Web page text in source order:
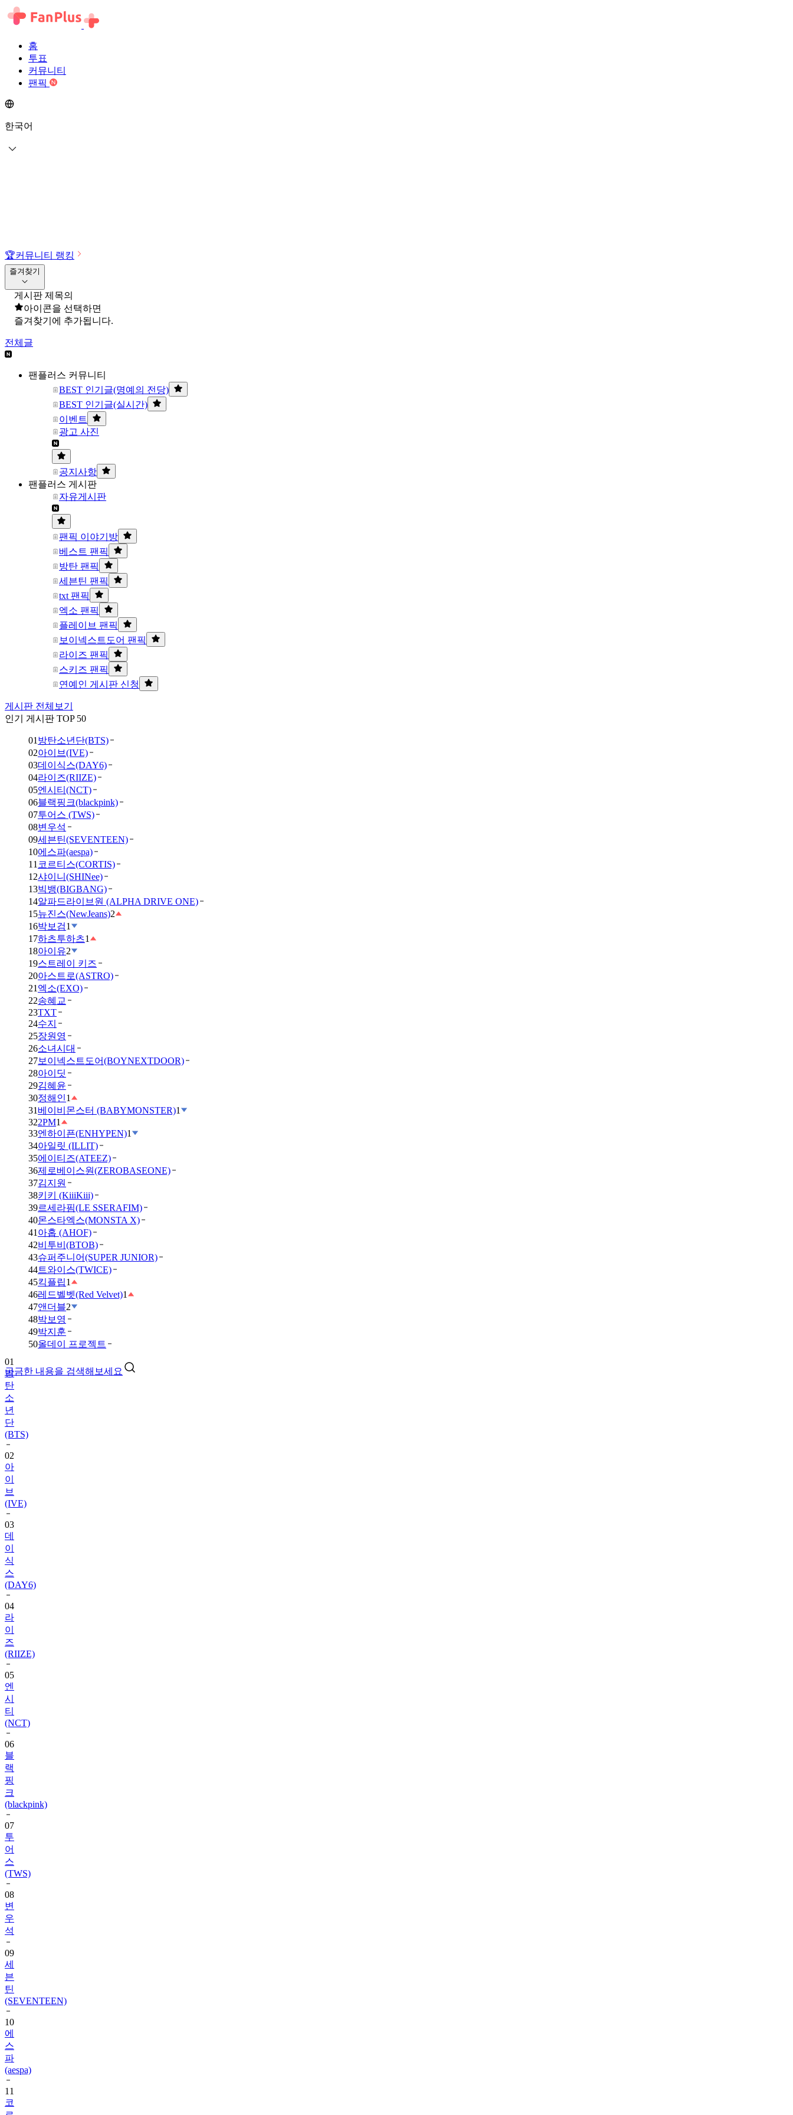
홈
투표
커뮤니티
팬픽
한국어
🏆커뮤니티 랭킹
즐겨찾기
게시판 제목의
아이콘을 선택하면
즐겨찾기에 추가됩니다.
전체글
팬플러스 커뮤니티
BEST 인기글(명예의 전당)
BEST 인기글(실시간)
이벤트
광고 사진
공지사항
팬플러스 게시판
자유게시판
팬픽 이야기방
베스트 팬픽
방탄 팬픽
세븐틴 팬픽
txt 팬픽
엑소 팬픽
플레이브 팬픽
보이넥스트도어 팬픽
라이즈 팬픽
스키즈 팬픽
연예인 게시판 신청
게시판 전체보기
인기 게시판 TOP 50
01 방탄소년단(BTS)
02아이브(IVE)
03데이식스(DAY6)
04라이즈(RIIZE)
05엔시티(NCT)
06블랙핑크(blackpink)
07투어스 (TWS)
08변우석
09세븐틴(SEVENTEEN)
10에스파(aespa)
11 코르티스(CORTIS)
12샤이니(SHINee)
13빅뱅(BIGBANG)
14알파드라이브원 (ALPHA DRIVE ONE)
15뉴진스(NewJeans)2
16박보검1
17하츠투하츠1
18아이유2
19스트레이 키즈
20아스트로(ASTRO)
21 엑소(EXO)
22송혜교
23TXT
24수지
25장원영
26소녀시대
27보이넥스트도어(BOYNEXTDOOR)
28아이딧
29김혜윤
30정해인1
31 베이비몬스터 (BABYMONSTER)1
322PM1
33엔하이픈(ENHYPEN)1
34아일릿 (ILLIT)
35에이티즈(ATEEZ)
36제로베이스원(ZEROBASEONE)
37김지원
38키키 (KiiiKiii)
39르세라핌(LE SSERAFIM)
40몬스타엑스(MONSTA X)
41 아홉 (AHOF)
42비투비(BTOB)
43슈퍼주니어(SUPER JUNIOR)
44트와이스(TWICE)
45킥플립1
46레드벨벳(Red Velvet)1
47앤더블2
48박보영
49박지훈
50올데이 프로젝트
궁금한 내용을 검색해보세요
01
방
탄
소
년
단
(BTS)
02
아
이
브
(IVE)
03
데
이
식
스
(DAY6)
04
라
이
즈
(RIIZE)
05
엔
시
티
(NCT)
06
블
랙
핑
크
(blackpink)
07
투
어
스
(TWS)
08
변
우
석
09
세
븐
틴
(SEVENTEEN)
10
에
스
파
(aespa)
11
코